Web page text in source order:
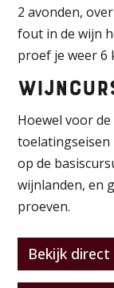
2 avonden,
fout in de wijn
proef je weer 6
Hoewel voor
toelatingseisen
op de
wijnlanden, en
proeven.
Bekijk